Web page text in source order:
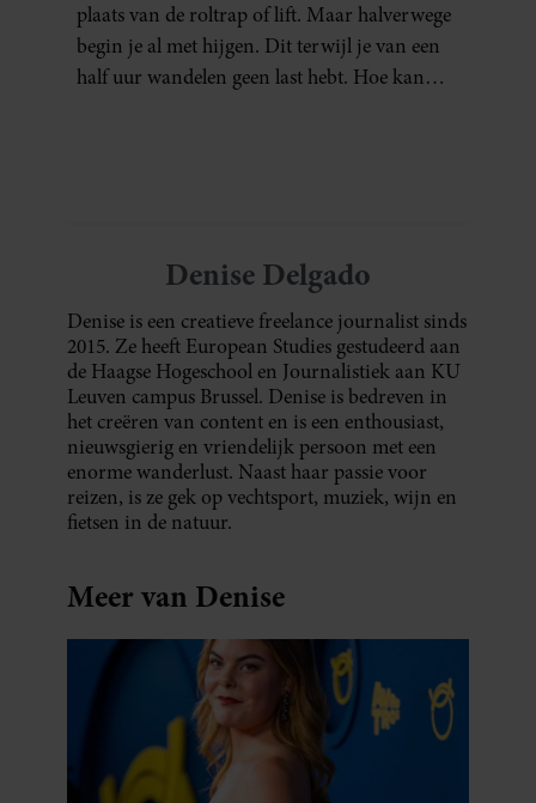
plaats van de roltrap of lift. Maar halverwege
begin je al met hijgen. Dit terwijl je van een
half uur wandelen geen last hebt. Hoe kan
Denise Delgado
Denise is een creatieve freelance journalist sinds
2015. Ze heeft European Studies gestudeerd aan
de Haagse Hogeschool en Journalistiek aan KU
Leuven campus Brussel. Denise is bedreven in
het creëren van content en is een enthousiast,
nieuwsgierig en vriendelijk persoon met een
enorme wanderlust. Naast haar passie voor
reizen, is ze gek op vechtsport, muziek, wijn en
fietsen in de natuur.
Meer van Denise